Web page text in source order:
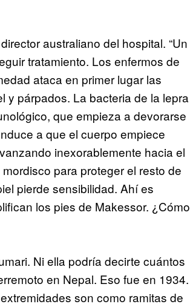
australiano del hospital. “Un
tratamiento. Los enfermos de
ataca en primer lugar las
y párpados. La bacteria de la lepra
que empieza a devorarse
a que el cuerpo empiece
inexorablemente hacia el
para proteger el resto de
pierde sensibilidad. Ahí es
los pies de Makessor. ¿Cómo
Ni ella podría decirte cuántos
en Nepal. Eso fue en 1934.
son como ramitas de